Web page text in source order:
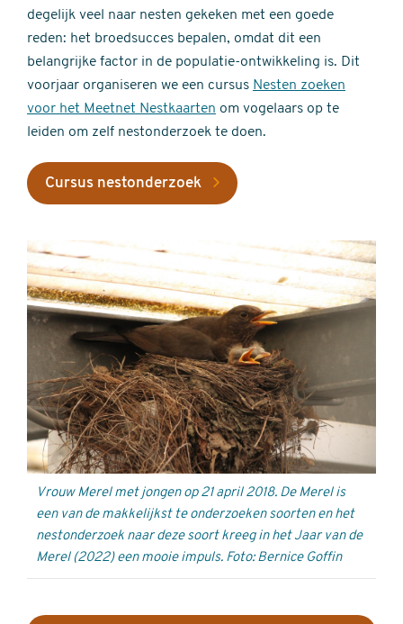
degelijk veel naar nesten gekeken met een goede
reden: het broedsucces bepalen, omdat dit een
belangrijke factor in de populatie-ontwikkeling is. Dit
voorjaar organiseren we een cursus Nesten zoeken
voor het Meetnet Nestkaarten om vogelaars op te
leiden om zelf nestonderzoek te doen.
Cursus nestonderzoek
Vrouw Merel met jongen op 21 april 2018. De Merel is
een van de makkelijkst te onderzoeken soorten en het
nestonderzoek naar deze soort kreeg in het Jaar van de
Merel (2022) een mooie impuls. Foto: Bernice Goffin